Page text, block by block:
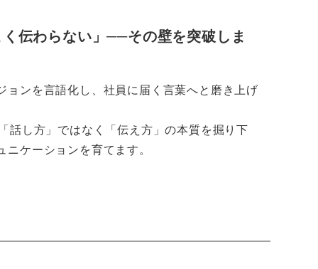
伝わらない」──その壁を突破しま
ョンを言語化し、社員に届く言葉へと磨き上げ
話し方」ではなく「伝え方」の本質を掘り下
ケーションを育てます。